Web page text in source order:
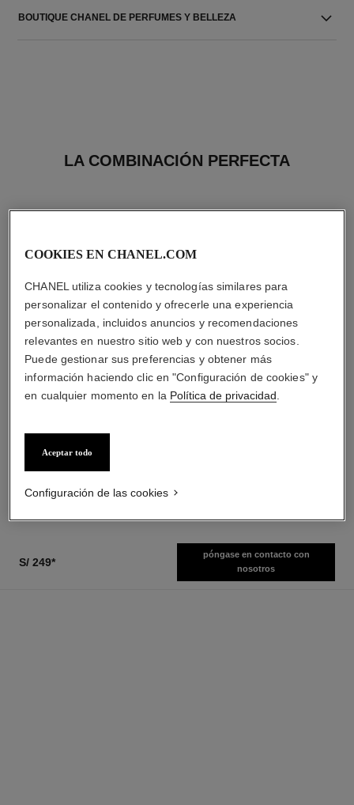
BOUTIQUE CHANEL DE PERFUMES Y BELLEZA
LA COMBINACIÓN PERFECTA
Ref. 126260
Ver información
S/ 249*
póngase en contacto con
nosotros
COOKIES EN CHANEL.COM
CHANEL utiliza cookies y tecnologías similares para
personalizar el contenido y ofrecerle una experiencia
personalizada, incluidos anuncios y recomendaciones
relevantes en nuestro sitio web y con nuestros socios.
Puede gestionar sus preferencias y obtener más
información haciendo clic en "Configuración de cookies" y
en cualquier momento en la Política de privacidad
Aceptar todo
Configuración de las cookies